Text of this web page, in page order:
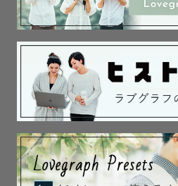
【　得意ジャンル　】
ファミリー撮影が得意です。
毎日が忙しすぎて一瞬で過ぎて
ませんか？
わちゃわちゃしたありのままの
い🌸
お子さまのピンショットだけで